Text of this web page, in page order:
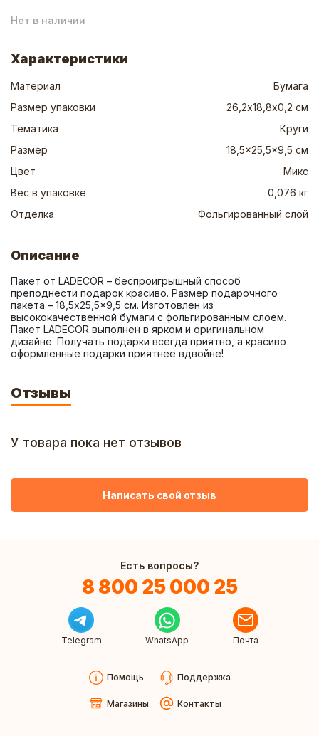
Нет в наличии
Характеристики
Материал
Бумага
Размер упаковки
26,2х18,8х0,2 см
Тематика
Круги
Размер
18,5x25,5x9,5 см
Цвет
Микс
Вес в упаковке
0,076 кг
Отделка
Фольгированный слой
Описание
Пакет от LADECOR – беспроигрышный способ
преподнести подарок красиво. Размер подарочного
пакета – 18,5x25,5x9,5 см. Изготовлен из
высококачественной бумаги с фольгированным слоем.
Пакет LADECOR выполнен в ярком и оригинальном
дизайне. Получать подарки всегда приятно, а красиво
оформленные подарки приятнее вдвойне!
Отзывы
У товара пока нет отзывов
Написать свой отзыв
Есть вопросы?
8 800 25 000 25
Telegram WhatsApp Почта
Помощь Поддержка
Магазины Контакты